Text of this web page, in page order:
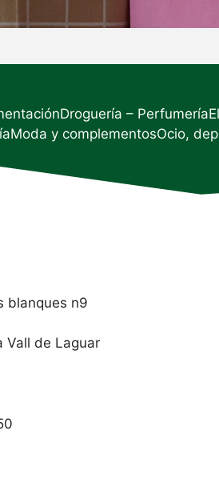
Droguería – Perfumería
Moda y complementosOcio,
blanques n9
Vall de Laguar